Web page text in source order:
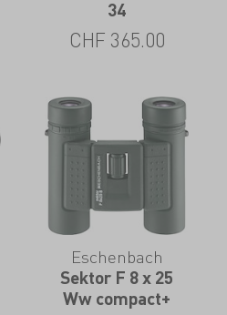
34
CHF 365.00
Eschenbach
Sektor F 8 x 25
Ww compact+